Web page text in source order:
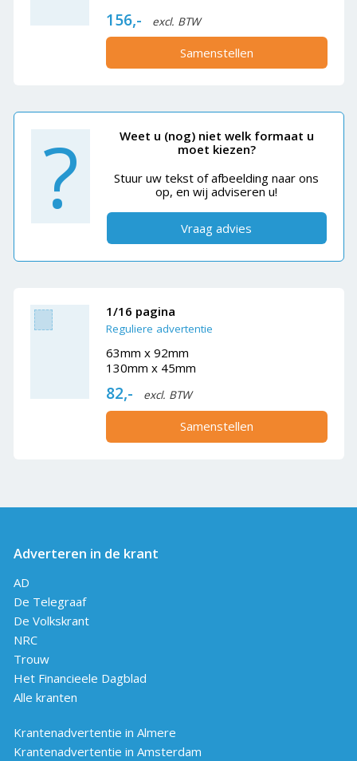
156,- excl. BTW
Samenstellen
?
Weet u (nog) niet welk formaat u
moet kiezen?
Stuur uw tekst of afbeelding naar ons
op, en wij adviseren u!
Vraag advies
1/16 pagina
Reguliere advertentie
63mm x 92mm
130mm x 45mm
82,- excl. BTW
Samenstellen
Adverteren in de krant
AD
De Telegraaf
De Volkskrant
NRC
Trouw
Het Financieele Dagblad
Alle kranten
Krantenadvertentie in Almere
Krantenadvertentie in Amsterdam